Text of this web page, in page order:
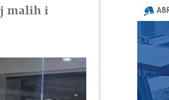
malih i